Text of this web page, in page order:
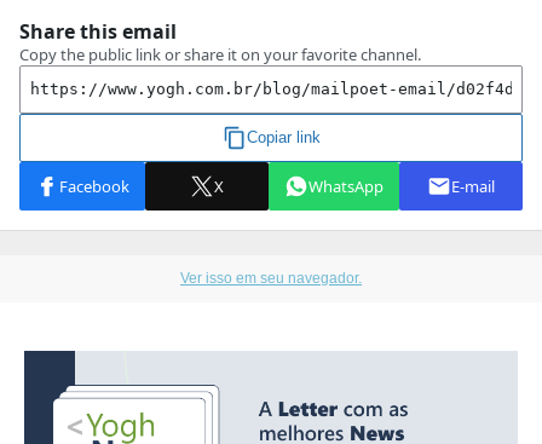
Ver isso em seu navegador.